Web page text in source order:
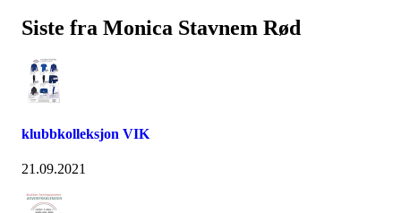
Siste fra Monica Stavnem Rød
klubbkolleksjon VIK
21.09.2021